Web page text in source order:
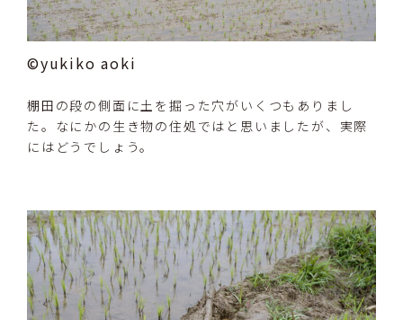
©yukiko aoki
棚田の段の側面に土を掘った穴がいくつもありまし
た。なにかの生き物の住処ではと思いましたが、実際
にはどうでしょう。